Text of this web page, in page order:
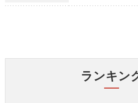
ランキン